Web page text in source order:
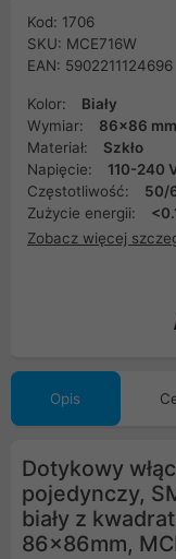
Kod: 1706
SKU: MCE716W
EAN: 5902211124696
Kolor:
Biały
Wymiar:
86x86 mm
Materiał:
Szkło
Napięcie:
110-240
Częstotliwość:
50/
Zużycie energii:
Zobacz więcej
Opis
Dotykowy
pojedynczy,
biały z
86x86mm,